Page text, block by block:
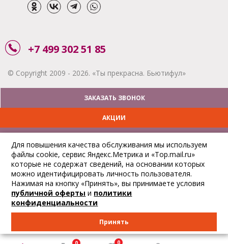
+7 499 302 51 85
© Copyright 2009 - 2026. «Ты прекрасна. Бьютифул»
ЗАКАЗАТЬ ЗВОНОК
АКЦИИ
ОПЛАТА
ОТСЛЕДИТЬ ЗАКАЗ
Для повышения качества обслуживания мы используем
файлы cookie, сервис Яндекс.Метрика и «Top.mail.ru»
которые не содержат сведений, на основании которых
можно идентифицировать личность пользователя.
Нажимая на кнопку «Принять», вы принимаете условия
публичной оферты и политики
конфиденциальности
Принять
0